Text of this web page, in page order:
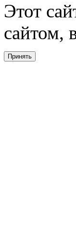
Этот
сайтом,
Принять